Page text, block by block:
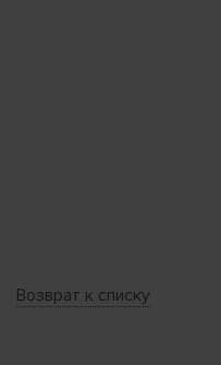
Возврат к списку